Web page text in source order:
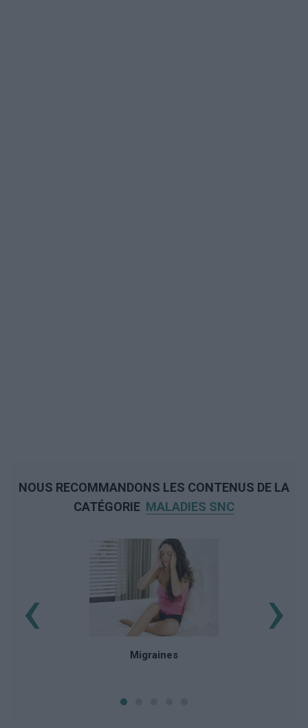
NOUS RECOMMANDONS LES CONTENUS DE LA
CATÉGORIE MALADIES SNC
Migraines
‹ ›